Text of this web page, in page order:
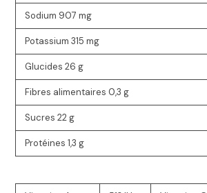
Sodium 907 mg
Potassium 315 mg
Glucides 26 g
Fibres alimentaires 0,3 g
Sucres22 g
Protéines 1,3 g